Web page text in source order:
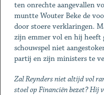
ten onrechte aangevallen
muntte Wouter Beke de
door stoere verklaringen.
zijn emmer vol en hij heeft
schouwspel niet
partij en zijn ministers te
Zal Reynders niet altijd vol
stoel op Financiën bezet? Hij